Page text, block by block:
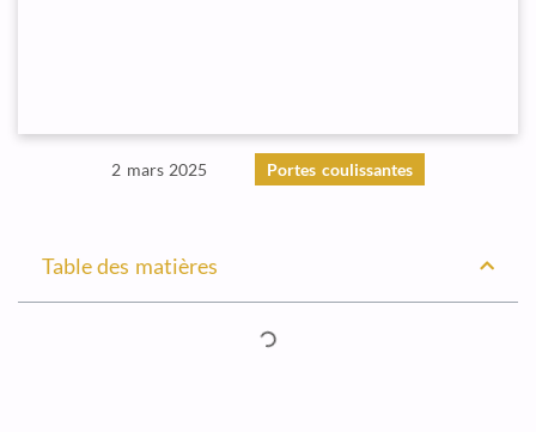
2 mars 2025 Portes coulissantes
Table des matières